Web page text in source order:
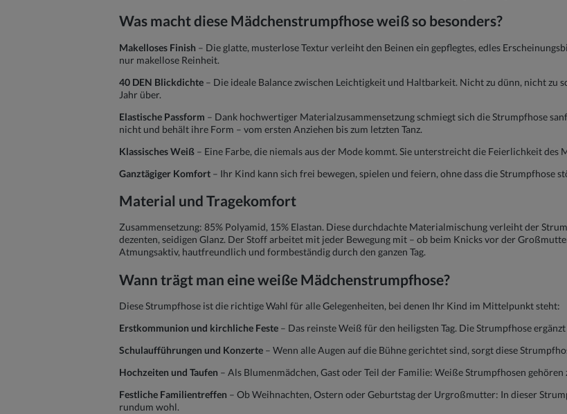
Was macht diese Mädchenstrumpfhose weiß so besonders?
Makelloses Finish – Die glatte, musterlose Textur verleiht den Beinen ein gepflegtes, edles
nur makellose Reinheit.
40 DEN Blickdichte – Die ideale Balance zwischen Leichtigkeit und Haltbarkeit. Nicht zu dünn, nicht zu
Jahr über.
Elastische Passform – Dank hochwertiger Materialzusammensetzung schmiegt sich die Strumpfhose
nicht und behält ihre Form – vom ersten Anziehen bis zum letzten Tanz.
Klassisches Weiß – Eine Farbe, die niemals aus der Mode kommt. Sie unterstreicht die Feierlichkeit
Ganztägiger Komfort – Ihr Kind kann sich frei bewegen, spielen und feiern, ohne dass die Strumpfhose
Material und Tragekomfort
Zusammensetzung: 85% Polyamid, 15% Elastan. Diese durchdachte Materialmischung verleiht der
dezenten, seidigen Glanz. Der Stoff arbeitet mit jeder Bewegung mit – ob beim Knicks vor der
Atmungsaktiv, hautfreundlich und formbeständig durch den ganzen Tag.
Wann trägt man eine weiße Mädchenstrumpfhose?
Diese Strumpfhose ist die richtige Wahl für alle Gelegenheiten, bei denen Ihr Kind im Mittelpunkt steht:
Erstkommunion und kirchliche Feste – Das reinste Weiß für den heiligsten Tag. Die Strumpfhose
Schulaufführungen und Konzerte – Wenn alle Augen auf die Bühne gerichtet sind, sorgt diese
Hochzeiten und Taufen – Als Blumenmädchen, Gast oder Teil der Familie: Weiße Strumpfhosen
Festliche Familientreffen – Ob Weihnachten, Ostern oder Geburtstag der Urgroßmutter: In dieser
rundum wohl.